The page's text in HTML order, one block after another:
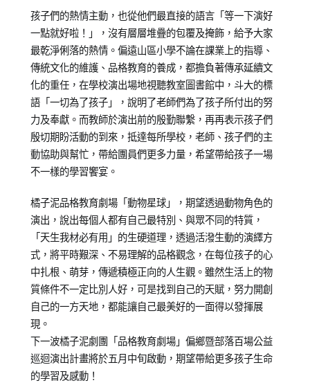
孩子們的熱情主動，也從他們最直接的語言「等一下演好
一點就好啦！」，沒有層層堆疊的包覆及掩飾，給予大家
最乾淨俐落的熱情。偏遠山區小學不論在課業上的指導、
傳統文化的維護、品格教育的養成，都擔負著傳承延續文
化的重任，在學校演出場地視聽教室圖書館中，斗大的標
語「一切為了孩子」，說明了老師們為了孩子所付出的努
力及奉獻。而教師於演出前的殷勤聯繫，再再表示孩子們
殷切期盼活動的到來，抵達每所學校，老師、孩子們的主
動協助與幫忙，帶給團員們更多力量，希望帶給孩子一場
不一樣的學習饗宴。
橘子泥品格教育劇場「動物星球」，期望透過動物角色的
演出，說出每個人都有自己最特別、與眾不同的特質，
「天生我材必有用」的生硬道理，透過活潑生動的演繹方
式，將平時艱深、不易理解的品格觀念，在每位孩子的心
中扎根、萌芽，傳遞積極正向的人生觀。雖然生活上的物
質條件不一定比別人好，可是找到自己的天賦，努力開創
自己的一方天地，都能讓自己最美好的一面得以發揮展
現。
下一波橘子泥劇團「品格教育劇場」偏鄉暨部落百場公益
巡迴演出計畫將於五月中旬啟動，期望帶給更多孩子生命
的學習及感動！